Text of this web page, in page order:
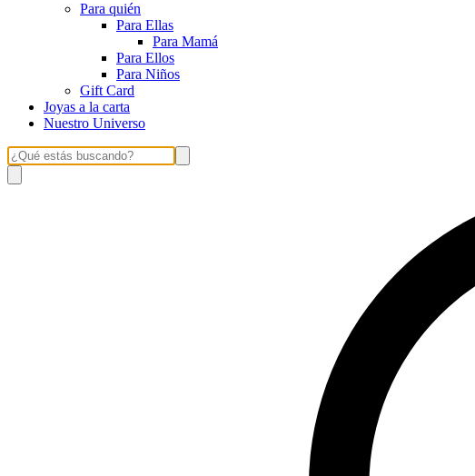
Para quién
Para Ellas
Para Mamá
Para Ellos
Para Niños
Gift Card
Joyas a la carta
Nuestro Universo